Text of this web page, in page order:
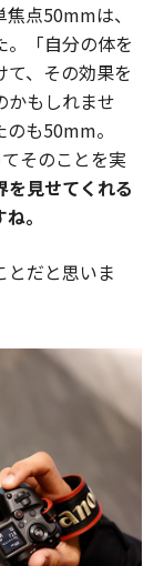
点50mmは、
「自分の体を
、その効果を
かもしれませ
も50mm。
そのことを実
を見せてくれる
。
とだと思いま